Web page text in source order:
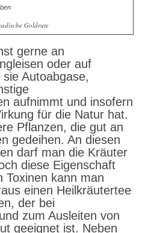
Goldrute
gerne an
oder auf
Autoabgase,
aufnimmt und insofern
für die Natur hat.
Pflanzen, die gut an
gedeihen. An diesen
darf man die Kräuter
diese Eigenschaft
Toxinen kann man
einen Heilkräutertee
der bei
zum Ausleiten von
geeignet ist. Neben